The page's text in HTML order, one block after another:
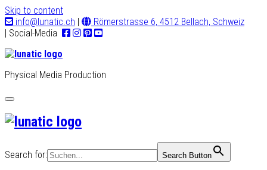
Skip to content
info@lunatic.ch |
Römerstrasse 6, 4512 Bellach, Schweiz
| Social-Media
Physical Media Production
Toggle
navigation
Search for: Search Button